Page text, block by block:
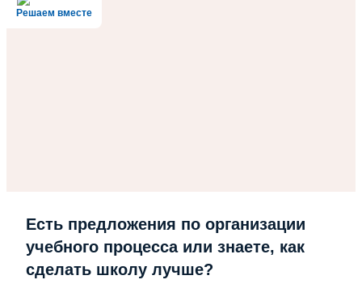
Решаем вместе
Есть предложения по организации
учебного процесса или знаете, как
сделать школу лучше?